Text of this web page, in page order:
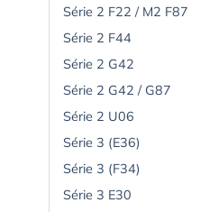
Série 2 F22 / M2 F87
Série 2 F44
Série 2 G42
Série 2 G42 / G87
Série 2 U06
Série 3 (E36)
Série 3 (F34)
Série 3 E30